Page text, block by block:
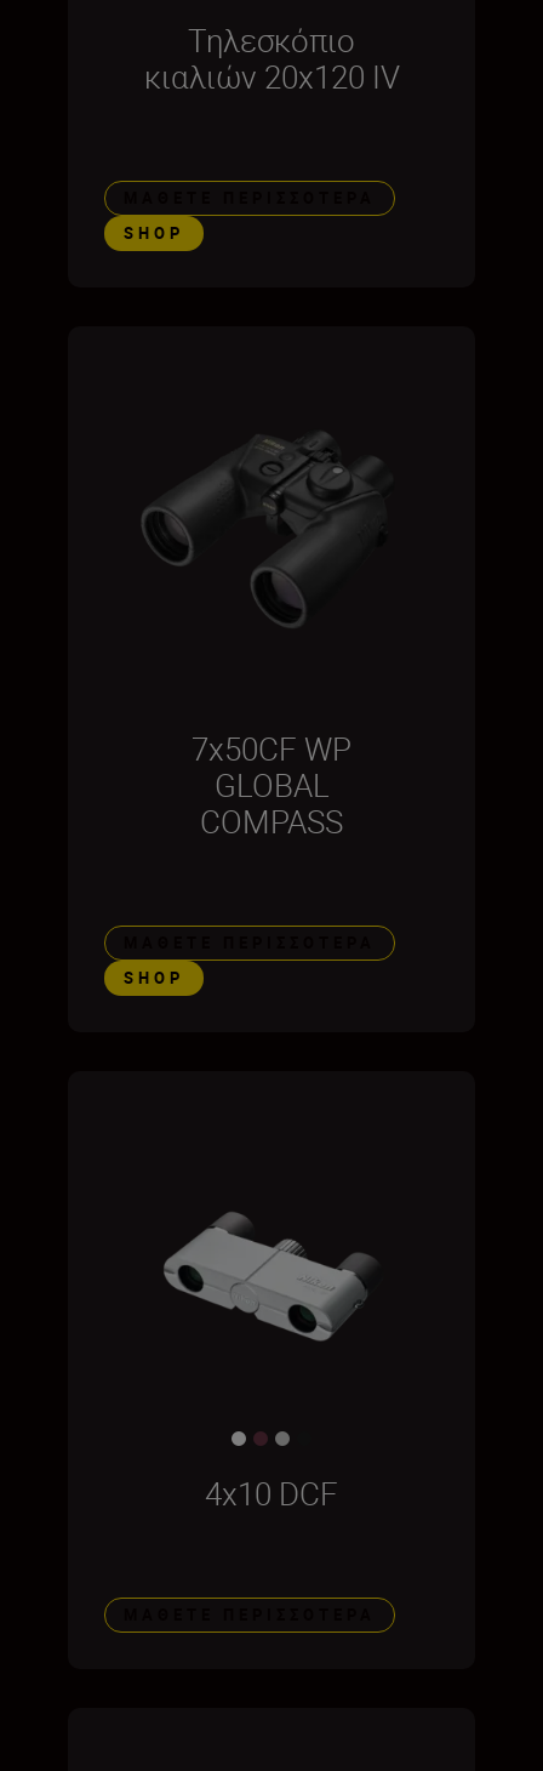
Τηλεσκόπιο
κιαλιών 20x120 IV
SHOP
7x50CF WP
GLOBAL
COMPASS
SHOP
4x10 DCF